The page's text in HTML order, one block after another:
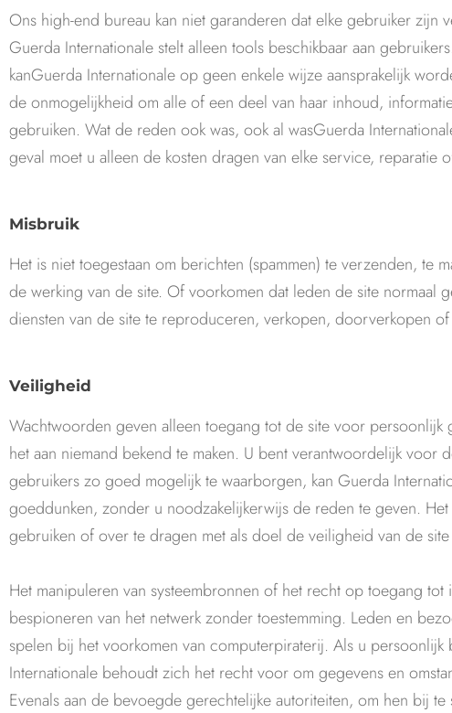
Ons high-end bureau kan niet garanderen dat elke gebruiker
Guerda Internationale stelt alleen tools beschikbaar aan
kanGuerda Internationale op geen enkele wijze aansprakelijk
de onmogelijkheid om alle of een deel van haar inhoud,
gebruiken. Wat de reden ook was, ook al wasGuerda
geval moet u alleen de kosten dragen van elke service, reparatie
Misbruik
Het is niet toegestaan om berichten (spammen) te verzenden,
de werking van de site. Of voorkomen dat leden de site
diensten van de site te reproduceren, verkopen, doorverkopen
Veiligheid
Wachtwoorden geven alleen toegang tot de site voor
het aan niemand bekend te maken. U bent verantwoordelijk
gebruikers zo goed mogelijk te waarborgen, kan Guerda
goeddunken, zonder u noodzakelijkerwijs de reden te geven.
gebruiken of over te dragen met als doel de veiligheid van de
Het manipuleren van systeembronnen of het recht op toegang
bespioneren van het netwerk zonder toestemming. Leden en
spelen bij het voorkomen van computerpiraterij. Als u
Internationale behoudt zich het recht voor om gegevens en
Evenals aan de bevoegde gerechtelijke autoriteiten, om hen bij